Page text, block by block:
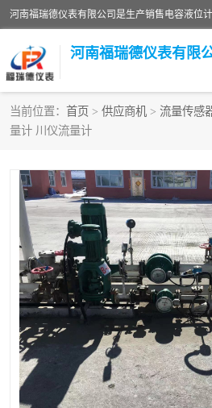
河南福瑞德仪表有限
当前位置： 首页 > 供应商机 > 流量传感
量计 川仪流量计
液位计
压力传感器
智能仪表
差压变送器
液氨液位计
油量传感器
温度变送器